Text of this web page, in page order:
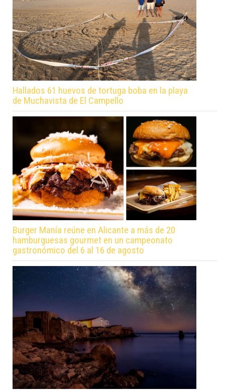
Hallados 61 huevos de tortuga boba en la playa
de Muchavista de El Campello
Burger Manía reúne en Alicante a más de 20
hamburguesas gourmet en un campeonato
gastronómico del 6 al 16 de agosto